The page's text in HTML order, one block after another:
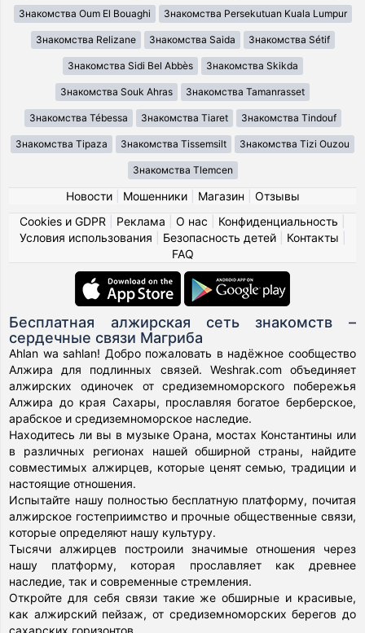
Знакомства Oum El Bouaghi Знакомства Persekutuan Kuala Lumpur
Знакомства Relizane Знакомства Saida Знакомства Sétif
Знакомства Sidi Bel Abbès Знакомства Skikda
Знакомства Souk Ahras Знакомства Tamanrasset
Знакомства Tébessa Знакомства Tiaret Знакомства Tindouf
Знакомства Tipaza Знакомства Tissemsilt Знакомства Tizi Ouzou
Знакомства Tlemcen
Новости| Мошенники| Магазин
Отзывы
Cookies и GDPR
Реклама О нас Конфиденциальность
Условия использования
Безопасность детей| Контакты
FAQ
Бесплатная алжирская сеть знакомств –
сердечные связи Магриба
Ahlan wa sahlan! Добро пожаловать в надёжное сообщество
Алжира для подлинных связей. Weshrak.com объединяет
алжирских одиночек от средиземноморского побережья
Алжира до края Сахары, прославляя богатое берберское,
арабское и средиземноморское наследие.
Находитесь ли вы в музыке Орана, мостах Константины или
в различных регионах нашей обширной страны, найдите
совместимых алжирцев, которые ценят семью, традиции и
настоящие отношения.
Испытайте нашу полностью бесплатную платформу, почитая
алжирское гостеприимство и прочные общественные связи,
которые определяют нашу культуру.
Тысячи алжирцев построили значимые отношения через
нашу платформу, которая прославляет как древнее
наследие, так и современные стремления.
Откройте для себя связи такие же обширные и красивые,
как алжирский пейзаж, от средиземноморских берегов до
сахарских горизонтов.